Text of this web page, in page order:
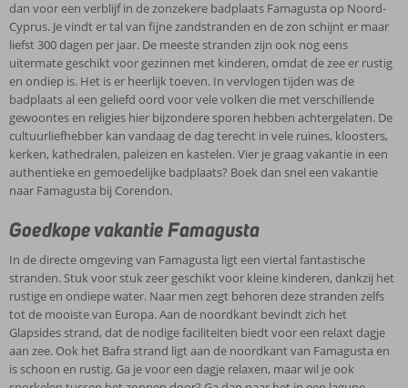
kleding, schoenen en handgemaakte souvenirs. Ook de omgeving
van Famagusta met ongerepte natuur en vele overblijfselen uit de
oudheid, heeft de toerist veel te bieden. Boek daarom snel je
vakantie naar het gastvrije Famagusta.
dan voor een verblijf in de zonzekere badplaats Famagusta op Noord-
Cyprus. Je vindt er tal van fijne zandstranden en de zon schijnt er maar
liefst 300 dagen per jaar. De meeste stranden zijn ook nog eens
uitermate geschikt voor gezinnen met kinderen, omdat de zee er rustig
en ondiep is. Het is er heerlijk toeven. In vervlogen tijden was de
badplaats al een geliefd oord voor vele volken die met verschillende
gewoontes en religies hier bijzondere sporen hebben achtergelaten. De
cultuurliefhebber kan vandaag de dag terecht in vele ruïnes, kloosters,
kerken, kathedralen, paleizen en kastelen. Vier je graag vakantie in een
authentieke en gemoedelijke badplaats? Boek dan snel een vakantie
naar Famagusta bij Corendon.
Goedkope vakantie Famagusta
In de directe omgeving van Famagusta ligt een viertal fantastische
stranden. Stuk voor stuk zeer geschikt voor kleine kinderen, dankzij het
rustige en ondiepe water. Naar men zegt behoren deze stranden zelfs
tot de mooiste van Europa. Aan de noordkant bevindt zich het
Glapsides strand, dat de nodige faciliteiten biedt voor een relaxt dagje
aan zee. Ook het Bafra strand ligt aan de noordkant van Famagusta en
is schoon en rustig. Ga je voor een dagje relaxen, maar wil je ook